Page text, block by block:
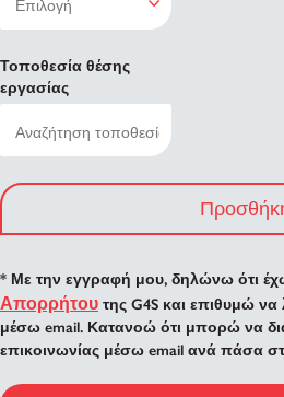
Τοποθεσία θέσης
εργασίας
* Με την εγγραφή μου, δηλώνω ότι
Απορρήτου της G4S και επιθυμώ
μέσω email. Κατανοώ ότι μπορώ να
επικοινωνίας μέσω email ανά πάσα